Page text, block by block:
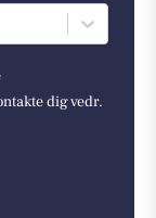
dig vedr.